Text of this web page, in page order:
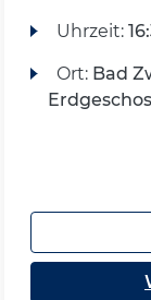
Uhrzeit:
Ort: Bad